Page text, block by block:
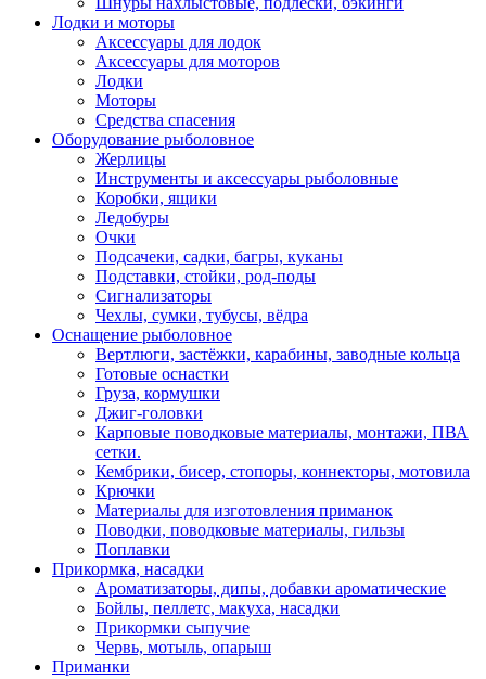
Лодки и моторы
Аксессуары для лодок
Аксессуары для моторов
Лодки
Моторы
Средства спасения
Оборудование рыболовное
Жерлицы
Инструменты и аксессуары рыболовные
Коробки, ящики
Ледобуры
Очки
Подсачеки, садки, багры, куканы
Подставки, стойки, род-поды
Сигнализаторы
Чехлы, сумки, тубусы, вёдра
Оснащение рыболовное
Вертлюги, застёжки, карабины, заводные кольца
Готовые оснастки
Груза, кормушки
Джиг-головки
Карповые поводковые материалы, монтажи, ПВА
сетки.
Кембрики, бисер, стопоры, коннекторы, мотовила
Крючки
Материалы для изготовления приманок
Поводки, поводковые материалы, гильзы
Поплавки
Прикормка, насадки
Ароматизаторы, дипы, добавки ароматические
Бойлы, пеллетс, макуха, насадки
Прикормки сыпучие
Червь, мотыль, опарыш
Приманки